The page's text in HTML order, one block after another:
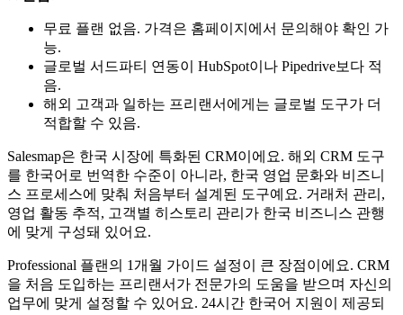
무료 플랜 없음. 가격은 홈페이지에서 문의해야 확인 가
능.
글로벌 서드파티 연동이 HubSpot이나 Pipedrive보다 적
음.
해외 고객과 일하는 프리랜서에게는 글로벌 도구가 더
적합할 수 있음.
Salesmap은 한국 시장에 특화된 CRM이에요. 해외 CRM 도구
를 한국어로 번역한 수준이 아니라, 한국 영업 문화와 비즈니
스 프로세스에 맞춰 처음부터 설계된 도구예요. 거래처 관리,
영업 활동 추적, 고객별 히스토리 관리가 한국 비즈니스 관행
에 맞게 구성돼 있어요.
Professional 플랜의 1개월 가이드 설정이 큰 장점이에요. CRM
을 처음 도입하는 프리랜서가 전문가의 도움을 받으며 자신의
업무에 맞게 설정할 수 있어요. 24시간 한국어 지원이 제공되